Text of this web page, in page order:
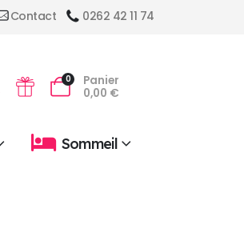
Contact 0262 42 11 74
0
Panier
0,00 €
Sommeil